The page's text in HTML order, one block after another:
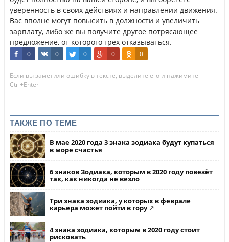
уверенность в своих действиях и направлении движения.
Вас вполне могут повысить в должности и увеличить
зарплату, либо же вы получите другое потрясающее
предложение, от которого грех отказываться.
0 0 0 0 0
Если вы заметили ошибку в тексте, выделите его и нажимите
Ctrl+Enter
ТАКЖЕ ПО ТЕМЕ
В мае 2020 года 3 знака зодиака будут купаться
в море счастья
6 знаков Зодиака, которым в 2020 году повезёт
так, как никогда не везло
Три знака зодиака, у которых в феврале
карьера может пойти в гору ↗
4 знака зодиака, которым в 2020 году стоит
рисковать